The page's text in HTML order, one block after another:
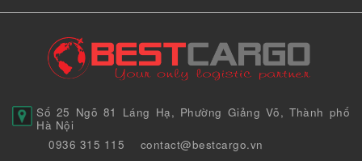
Số 25 Ngõ 81 Láng Hạ, Phường Giảng Võ, Thành phố
Hà Nội
0936 315 115
contact@bestcargo.vn